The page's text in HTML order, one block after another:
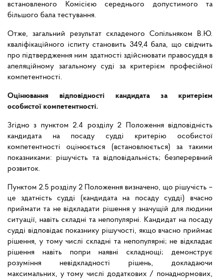
встановленого Комісією середнього допустимого та
більшого бала тестування.
Отже, загальний результат складеного Сопільняком В.Ю.
кваліфікаційного іспиту становить 349,4 бала, що свідчить
про підтвердження ним здатності здійснювати правосуддя в
апеляційному загальному суді за критерієм професійної
компетентності.
Оцінювання відповідності кандидата за критерієм
особистої компетентності.
Згідно з пунктом 2.4 розділу 2 Положення відповідність
кандидата на посаду судді критерію особистої
компетентності оцінюється (встановлюється) за такими
показниками: рішучість та відповідальність; безперервний
розвиток.
Пунктом 2.5 розділу 2 Положення визначено, що рішучість –
це здатність судді (кандидата на посаду судді) вчасно
приймати та не відкладати рішення у значущій для людини
ситуації, навіть складні та непопулярні. Кандидат на посаду
судді відповідає показнику рішучості, якщо вчасно приймає
рішення, у тому числі складні та непопулярні; не відкладає
рішення навіть попри наявні складнощі; демонструє
розуміння невідкладності рішень, докладаючи
максимальних, у тому числі додаткових / понаднормових,